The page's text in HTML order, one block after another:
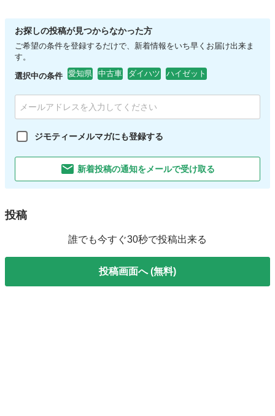
お探しの投稿が見つからなかった方
ご希望の条件を登録するだけで、新着情報をいち早くお届け出来ま
す。
選択中の条件 愛知県 中古車 ダイハツ ハイゼット
ジモティーメルマガにも登録する
新着投稿の通知をメールで受け取る
投稿
誰でも今すぐ30秒で投稿出来る
投稿画面へ (無料)